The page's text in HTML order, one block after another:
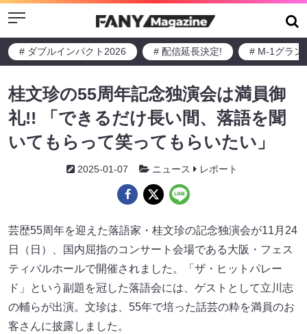
Menu
# ダブルインパクト2026 # 配信延長決定! # M-1グラン
桂文珍の55周年記念独演会は満員御
礼!! 「できるだけ長い間、落語を聞
いてもらって笑ってもらいたい」
2025-01-07 ニュース レポート
芸歴55周年を迎えた落語家・桂文珍の記念独演会が11月24
日（日）、国内屈指のコンサート会場である大阪・フェス
ティバルホールで開催されました。「ザ・ヒットパレー
ド」という副題を冠した落語会には、ゲストとして立川志
の輔らが出演。文珍は、55年で培った話芸の粋を満員のお
客さんに披露しました。